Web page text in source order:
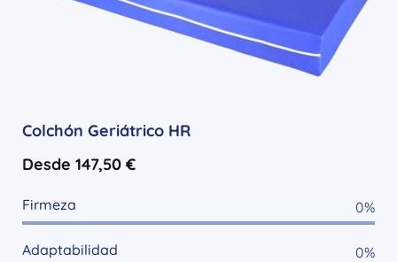
Colchón Geriátrico HR
Desde 147,50 €
Firmeza 0%
Adaptabilidad 0%